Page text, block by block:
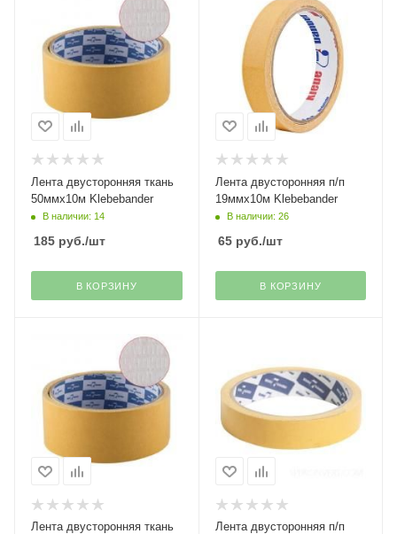
Лента двусторонняя ткань
50ммх10м Klebebander
В наличии: 14
185 руб./шт
В КОРЗИНУ
Лента двусторонняя п/п
19ммх10м Klebebander
В наличии: 26
65руб./шт
В КОРЗИНУ
Лента двусторонняя ткань
Лента двусторонняя п/п